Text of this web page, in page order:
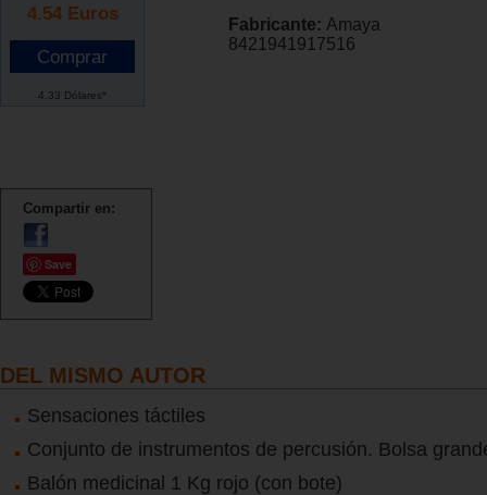
4.54 Euros
4.33 Dólares*
Compartir en:
Save
Fabricante: Amaya
8421941917516
DEL MISMO AUTOR
Sensaciones táctiles
Conjunto de instrumentos de percusión. Bolsa
Balón medicinal 1 Kg rojo (con bote)